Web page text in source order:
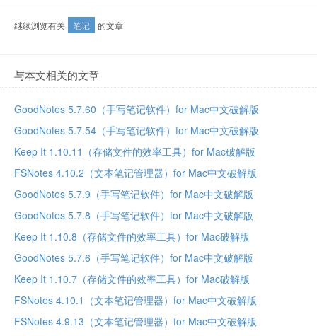
继续浏览有关 笔记 的文章
与本文相关的文章
GoodNotes 5.7.60（手写笔记软件）for Mac中文破解版
GoodNotes 5.7.54（手写笔记软件）for Mac中文破解版
Keep It 1.10.11（存储文件的效率工具）for Mac破解版
FSNotes 4.10.2（文本笔记管理器）for Mac中文破解版
GoodNotes 5.7.9（手写笔记软件）for Mac中文破解版
GoodNotes 5.7.8（手写笔记软件）for Mac中文破解版
Keep It 1.10.8（存储文件的效率工具）for Mac破解版
GoodNotes 5.7.6（手写笔记软件）for Mac中文破解版
Keep It 1.10.7（存储文件的效率工具）for Mac破解版
FSNotes 4.10.1（文本笔记管理器）for Mac中文破解版
FSNotes 4.9.13（文本笔记管理器）for Mac中文破解版